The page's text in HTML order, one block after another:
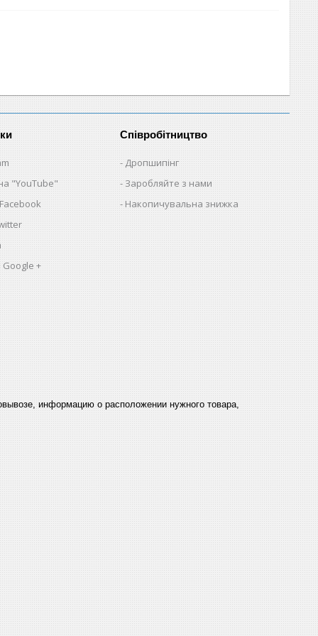
"YouTube"
+
Співробітництво
Дропшипінг
Заробляйте з нами
Накопичувальна знижка
информацию о расположении нужного товара,